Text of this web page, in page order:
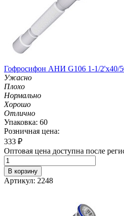
Гофросифон АНИ G106 1-1/2'х40/
Ужасно
Плохо
Нормально
Хорошо
Отлично
Упаковка: 60
Розничная цена:
333 ₽
Оптовая цена доступна после
В корзину
Артикул: 2248